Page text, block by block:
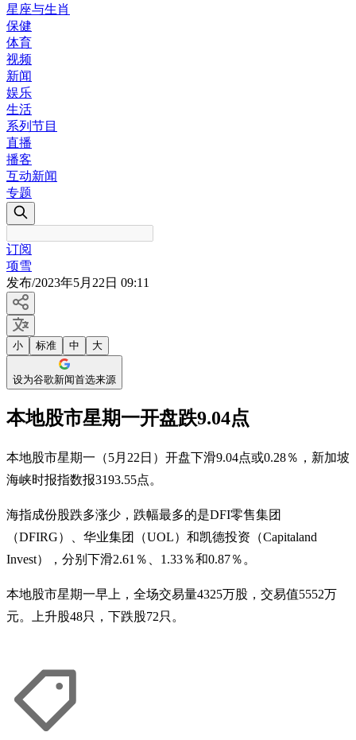
星座与生肖
保健
体育
视频
新闻
娱乐
生活
系列节目
直播
播客
互动新闻
专题
订阅
项雪
发布/2023年5月22日 09:11
小 标准 中 大
设为谷歌新闻首选来源
本地股市星期一开盘跌9.04点
本地股市星期一（5月22日）开盘下滑9.04点或0.28％，新加坡
海峡时报指数报3193.55点。
海指成份股跌多涨少，跌幅最多的是DFI零售集团
（DFIRG）、华业集团（UOL）和凯德投资（Capitaland
Invest），分别下滑2.61％、1.33％和0.87％。
本地股市星期一早上，全场交易量4325万股，交易值5552万
元。上升股48只，下跌股72只。